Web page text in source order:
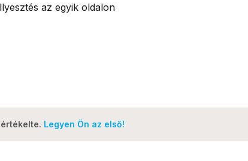
az egyik oldalon
Legyen Ön az első!